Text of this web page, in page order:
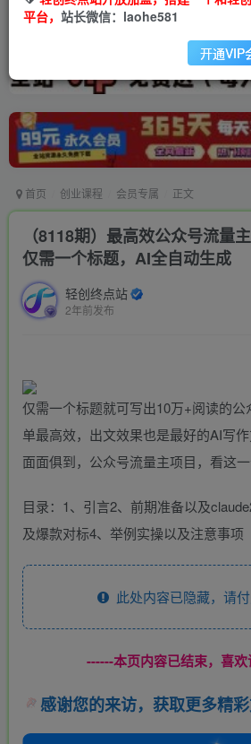
首页 创业课程 会员专属 正文
（8118期）最高效公众号流量
仅需一个标题，AI全自动生成
轻创终点站
2年前发布
仅需一个标题就可写出10万+阅读的
单最高效，出文效果也是最好的AI写作
面面俱到，公众号流量主项目，看这一
目录：1、引言2、前期准备以及
及爆款对标4、举例实操以及注意事项
此处内容已隐藏，请
------本页内容已结束，喜
感谢您的来访，获取更多精彩
平台， 站长微信：laohe581
开通VIP